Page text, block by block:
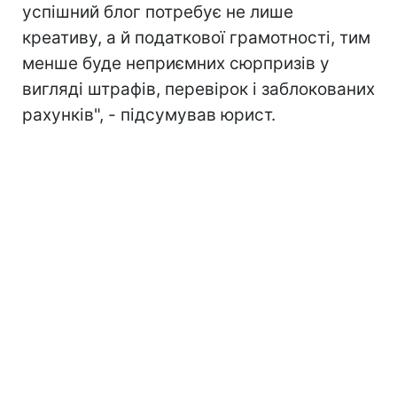
успішний блог потребує не лише
креативу, а й податкової грамотності, тим
менше буде неприємних сюрпризів у
вигляді штрафів, перевірок і заблокованих
рахунків", - підсумував юрист.